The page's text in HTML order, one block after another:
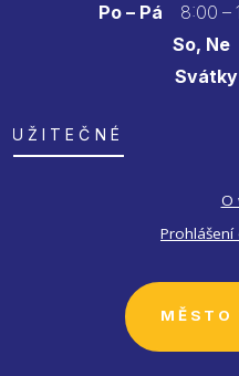
Po – Pá 8:00 –
So, Ne
Svátky
UŽITEČNÉ
O
MĚSTO